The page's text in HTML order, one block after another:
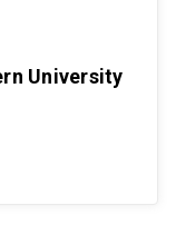
University